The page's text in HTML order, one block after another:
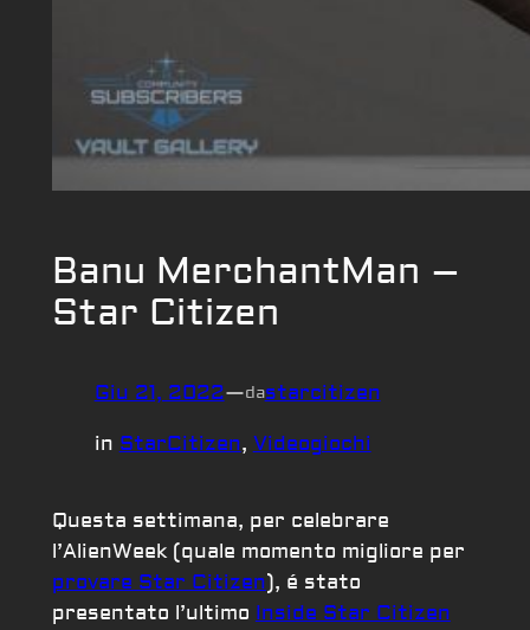
Banu MerchantMan –
Star Citizen
Giu 21, 2022—dastarcitizen
in StarCitizen, Videogiochi
Questa settimana, per celebrare
l’AlienWeek (quale momento migliore per
provare Star Citizen), é stato
presentato l’ultimo Inside Star Citizen